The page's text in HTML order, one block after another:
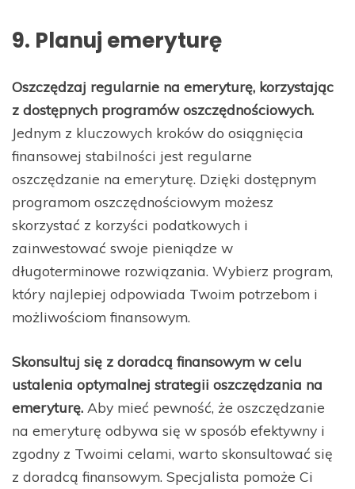
9. Planuj emeryturę
Oszczędzaj regularnie na emeryturę, korzystając
z dostępnych programów oszczędnościowych.
Jednym z kluczowych kroków do osiągnięcia
finansowej stabilności jest regularne
oszczędzanie na emeryturę. Dzięki dostępnym
programom oszczędnościowym możesz
skorzystać z korzyści podatkowych i
zainwestować swoje pieniądze w
długoterminowe rozwiązania. Wybierz program,
który najlepiej odpowiada Twoim potrzebom i
możliwościom finansowym.
Skonsultuj się z doradcą finansowym w celu
ustalenia optymalnej strategii oszczędzania na
emeryturę. Aby mieć pewność, że oszczędzanie
na emeryturę odbywa się w sposób efektywny i
zgodny z Twoimi celami, warto skonsultować się
z doradcą finansowym. Specjalista pomoże Ci